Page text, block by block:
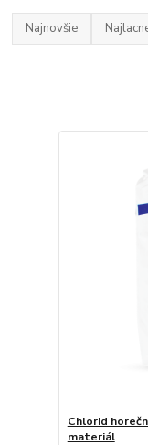
Najnovšie
Chlorid
materiál